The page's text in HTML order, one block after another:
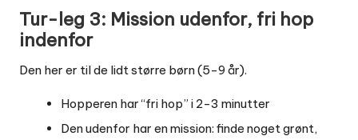
Tur-leg 3: Mission udenfor, fri hop
indenfor
Den her er til de lidt større børn (5-9 år).
Hopperen har “fri hop” i 2-3 minutter
Den udenfor har en mission: finde noget grønt,